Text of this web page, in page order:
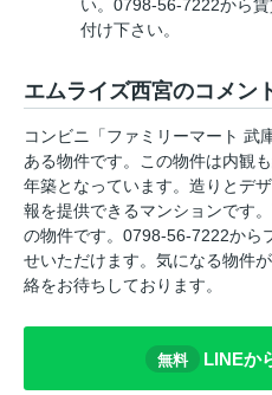
い。0798-56-7222から
付け下さい。
エムライズ西宮のコメン
コンビニ「ファミリーマート 武
ある物件です。この物件は内観
年築となっています。造りとデ
報を提供できるマンションです
の物件です。0798-56-7222から
せいただけます。気になる物件
絡をお待ちしております。
無料 LINEか